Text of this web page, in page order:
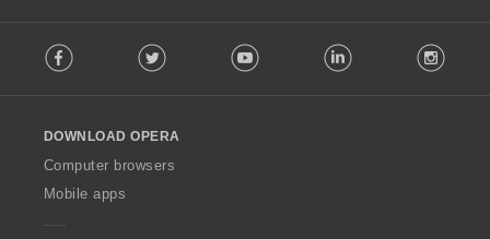
o
w
O
p
Facebook Twitter Youtube LinkedIn
DOWNLOAD OPERA
Computer browsers
Mobile apps